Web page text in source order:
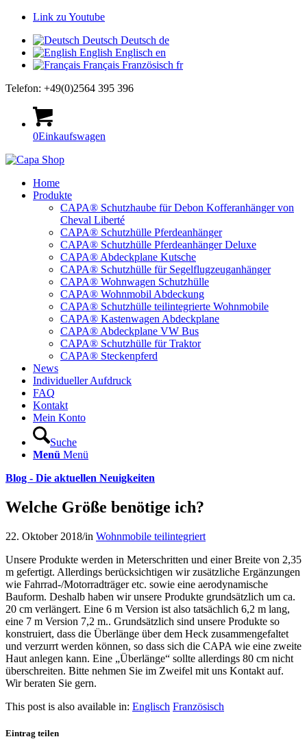
Link zu Youtube
Deutsch Deutsch de
English Englisch en
Français Französisch fr
Telefon: +49(0)2564 395 396
0Einkaufswagen
Home
Produkte
CAPA® Schutzhaube für Debon Kofferanhänger von
Cheval Liberté
CAPA® Schutzhülle Pferdeanhänger
CAPA® Schutzhülle Pferdeanhänger Deluxe
CAPA® Abdeckplane Kutsche
CAPA® Schutzhülle für Segelflugzeuganhänger
CAPA® Wohnwagen Schutzhülle
CAPA® Wohnmobil Abdeckung
CAPA® Schutzhülle teilintegrierte Wohnmobile
CAPA® Kastenwagen Abdeckplane
CAPA® Abdeckplane VW Bus
CAPA® Schutzhülle für Traktor
CAPA® Steckenpferd
News
Individueller Aufdruck
FAQ
Kontakt
Mein Konto
Suche
Menü Menü
Blog - Die aktuellen Neuigkeiten
Welche Größe benötige ich?
22. Oktober 2018/in Wohnmobile teilintegriert
Unsere Produkte werden in Meterschritten und einer Breite von 2,35
m gefertigt. Allerdings berücksichtigen wir zusätzliche Ergänzungen
wie Fahrrad-/Motorradträger etc. sowie eine aerodynamische
Bauform. Deshalb haben wir unsere Produkte grundsätzlich um ca.
20 cm verlängert. Eine 6 m Version ist also tatsächlich 6,2 m lang,
eine 7 m Version 7,2 m.. Grundsätzlich sind unsere Produkte so
konstruiert, dass die Überlänge über dem Heck zusammengefaltet
und verzurrt werden können, so dass sich die CAPA wie eine zweite
Haut anlegen kann. Eine „Überlänge“ sollte allerdings 80 cm nicht
überschreiten. Bitte nehmen Sie im Zweifel mit uns Kontakt auf.
Wir beraten Sie gern.
This post is also available in: Englisch Französisch
Eintrag teilen